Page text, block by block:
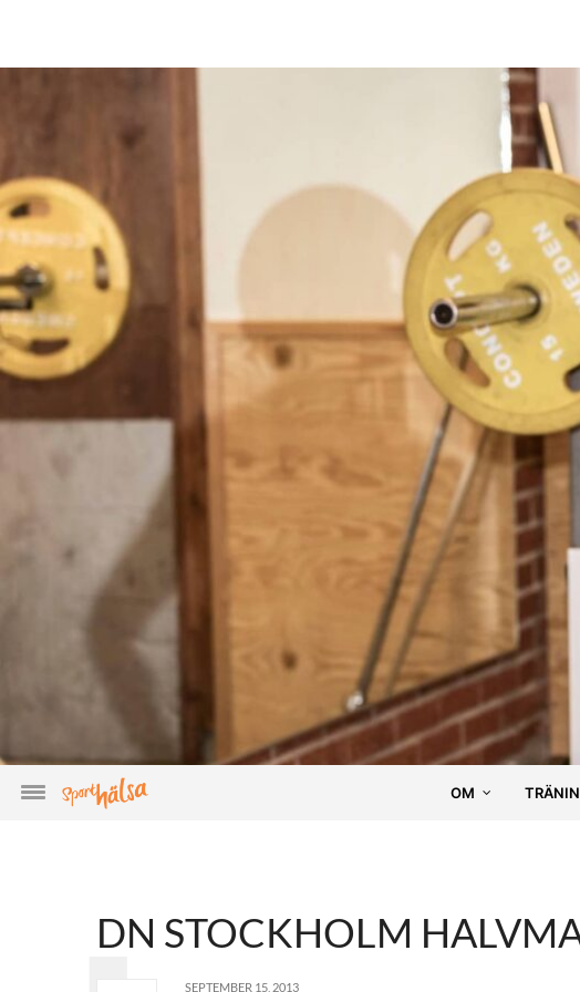
OM
DN STOCKHOLM
SEPTEMBER 15, 2013